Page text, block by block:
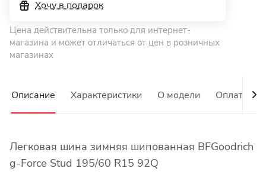
Хочу в подарок
Цена действительна только для интернет-
магазина и может отличаться от цен в розничных
магазинах
Описание Характеристики О модели Оплата
Легковая шина зимняя шипованная BFGoodrich
g-Force Stud 195/60 R15 92Q